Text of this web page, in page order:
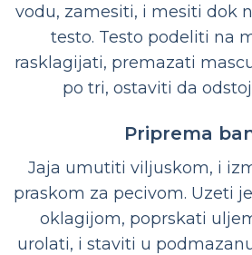
vodu, zamesiti, i mesiti dok
testo. Testo podeliti na
rasklagijati, premazati
po tri, ostaviti da
Priprema
Jaja umutiti viljuskom, i
praskom za pecivom. Uzeti
oklagijom, poprskati
urolati, i staviti u